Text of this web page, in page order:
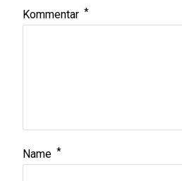
Kommentar *
Name *